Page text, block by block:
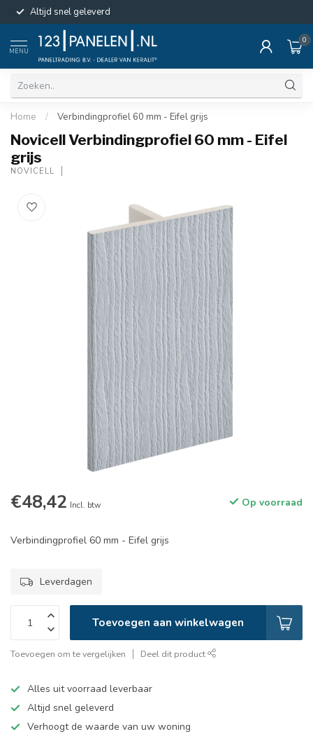
Altijd snel geleverd
MENU
0
Home / Verbindingprofiel 60 mm - Eifel grijs
Novicell Verbindingprofiel 60 mm - Eifel
grijs
NOVICELL
€48,42 Incl. btw Op voorraad
Verbindingprofiel 60 mm - Eifel grijs
Leverdagen
Toevoegen aan winkelwagen
Toevoegen om te vergelijken Deel dit product
Alles uit voorraad leverbaar
Altijd snel geleverd
Verhoogt de waarde van uw woning